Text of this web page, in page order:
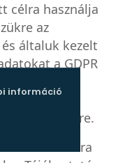
információ
célra használja
az
általuk kezelt
a GDPR
és erről
részére.
számára